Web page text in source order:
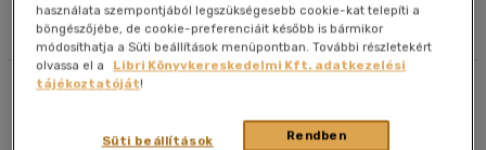
Szűrés Rendezés
Megjelenítés
20 db / oldal
használata szempontjából legszükségesebb cookie-kat telepíti a
böngészőjébe, de cookie-preferenciáit később is bármikor
módosíthatja a Süti beállítások menüpontban. További részletekért
olvassa el a
Libri Könyvkereskedelmi Kft. adatkezelési
tájékoztatóját!
Rendben
Süti beállítások